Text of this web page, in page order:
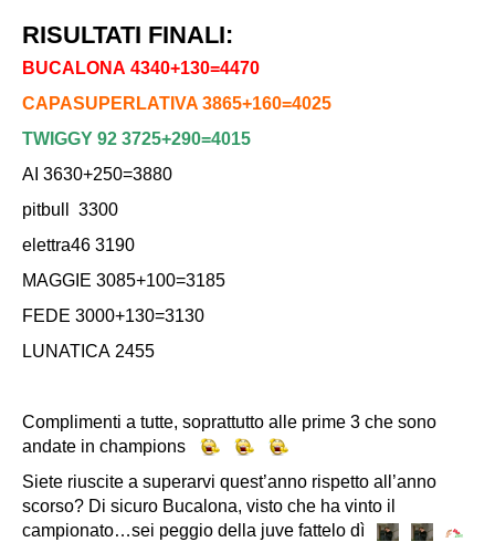
RISULTATI FINALI:
BUCALONA 4340+130=4470
CAPASUPERLATIVA 3865+160=4025
TWIGGY 92 3725+290=4015
AI 3630+250=3880
pitbull 3300
elettra46 3190
MAGGIE 3085+100=3185
FEDE 3000+130=3130
LUNATICA 2455
Complimenti a tutte, soprattutto alle prime 3 che sono
andate in champions
Siete riuscite a superarvi quest’anno rispetto all’anno
scorso? Di sicuro Bucalona, visto che ha vinto il
campionato…sei peggio della juve fattelo dì